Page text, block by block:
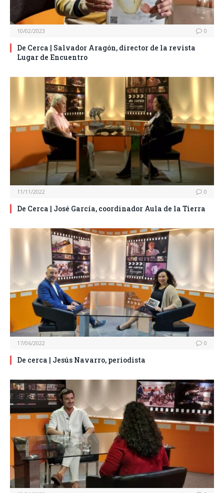
10/02/2023 0
De Cerca | Salvador Aragón, director de la revista
Lugar de Encuentro
11/11/2022 0
De Cerca | José García, coordinador Aula de la Tierra
17/06/2022 0
De cerca | Jesús Navarro, periodista